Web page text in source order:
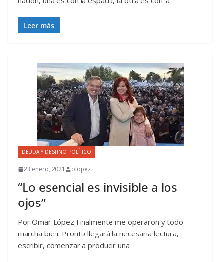
Leer más
DEUDA Y DESTINO POLÍTICO
23 enero, 2021 olopez
“Lo esencial es invisible a los
ojos”
Por Omar López Finalmente me operaron y todo
marcha bien. Pronto llegará la necesaria lectura,
escribir, comenzar a producir una